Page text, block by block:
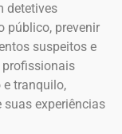
detetives
público, prevenir
suspeitos e
profissionais
tranquilo,
experiências